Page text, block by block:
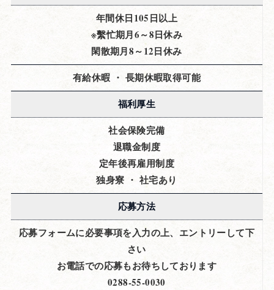
年間休日105日以上
※繫忙期月6～8日休み
閑散期月8～12日休み
有給休暇 ・ 長期休暇取得可能
福利厚生
社会保険完備
退職金制度
定年後再雇用制度
独身寮 ・ 社宅あり
応募方法
応募フォームに必要事項を入力の上、エントリーして下
さい
お電話での応募もお待ちしております
0288-55-0030